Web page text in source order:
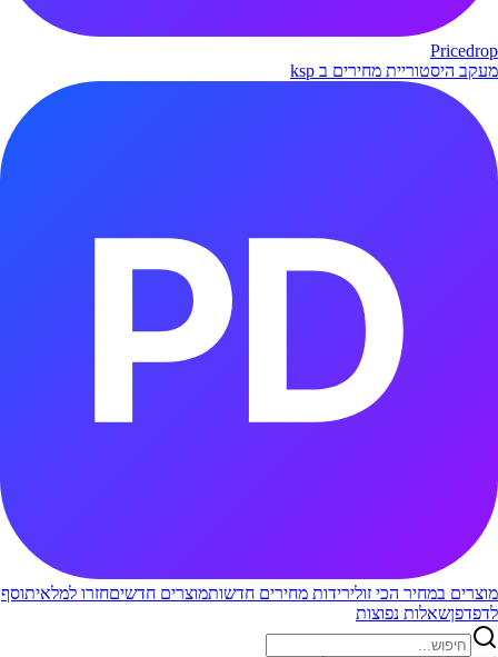
Pricedrop
מעקב היסטוריית מחירים ב ksp
מוצרים במחיר הכי זולירידות מחירים חדשותמוצרים חדשיםחזרו למלאיתוסף
לדפדפןשאלות נפוצות